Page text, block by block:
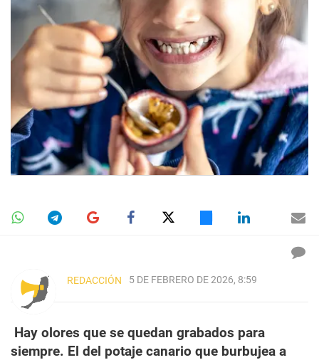
REDACCIÓN 5 DE FEBRERO DE 2026, 8:59
Hay olores que se quedan grabados para
siempre. El del potaje canario que burbujea a